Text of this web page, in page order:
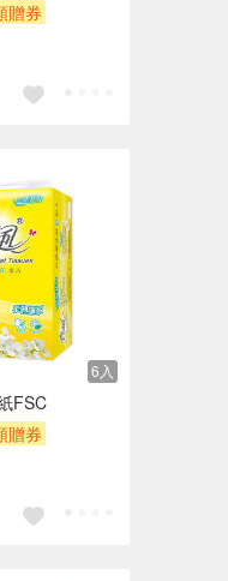
贈券
6入
FSC
贈券